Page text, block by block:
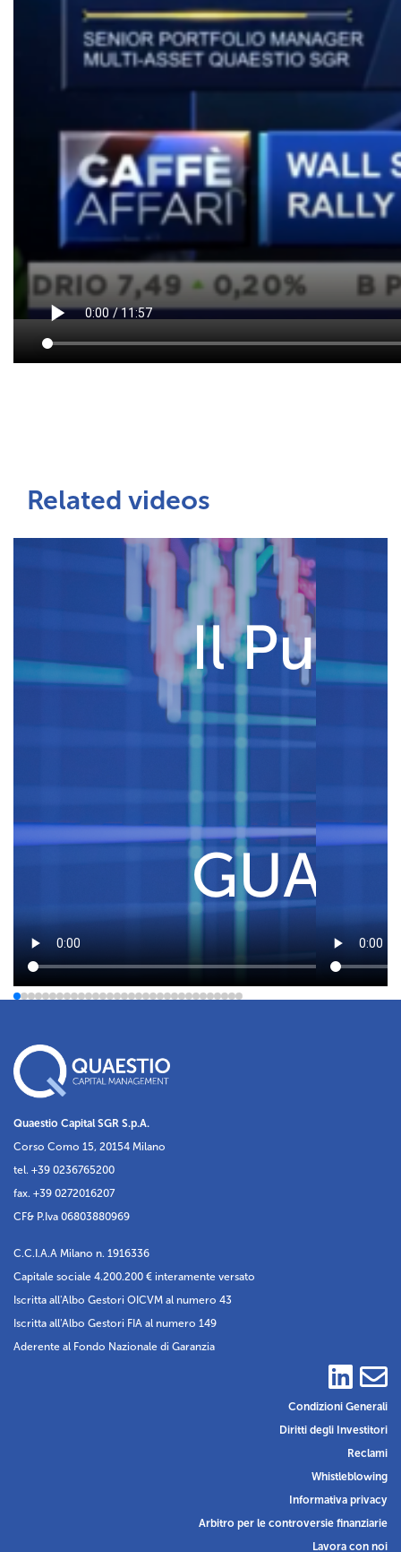
Related videos
Quaestio Capital SGR S.p.A.
Corso Como 15, 20154 Milano
tel. +39 0236765200
fax. +39 0272016207
CF& P.Iva 06803880969
C.C.I.A.A Milano n. 1916336
Capitale sociale 4.200.200 € interamente versato
Iscritta all'Albo Gestori OICVM al numero 43
Iscritta all'Albo Gestori FIA al numero 149
Aderente al Fondo Nazionale di Garanzia
Condizioni Generali
Diritti degli Investitori
Reclami
Whistleblowing
Informativa privacy
Arbitro per le controversie finanziarie
Lavora con noi